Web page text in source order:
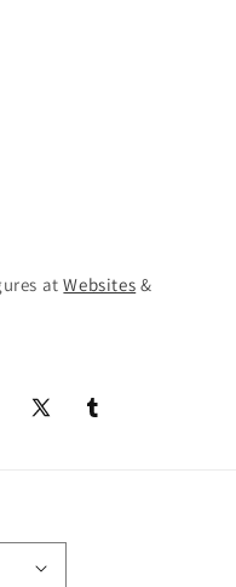
atWebsites &
X
Tumblr